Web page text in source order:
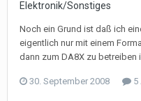
Elektronik/Sonstiges
Noch ein Grund ist daß ich
eigentlich nur mit einem
dann zum DA8X zu betreiben
30. September 2008 5